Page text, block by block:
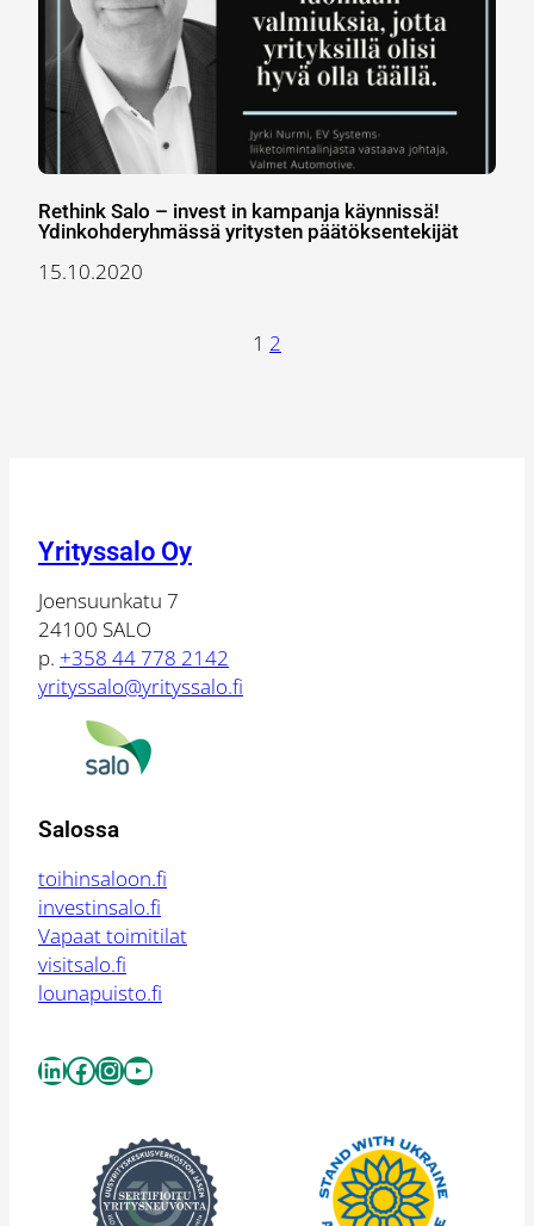
Rethink Salo – invest in kampanja käynnissä!
Ydinkohderyhmässä yritysten päätöksentekijät
15.10.2020
1 2
Yrityssalo Oy
Joensuunkatu 7
24100 SALO
p. +358 44 778 2142
yrityssalo@yrityssalo.fi
Salossa
toihinsaloon.fi
investinsalo.fi
Vapaat toimitilat
visitsalo.fi
lounapuisto.fi
LinkedIn
Facebook
Instagram
YouTube